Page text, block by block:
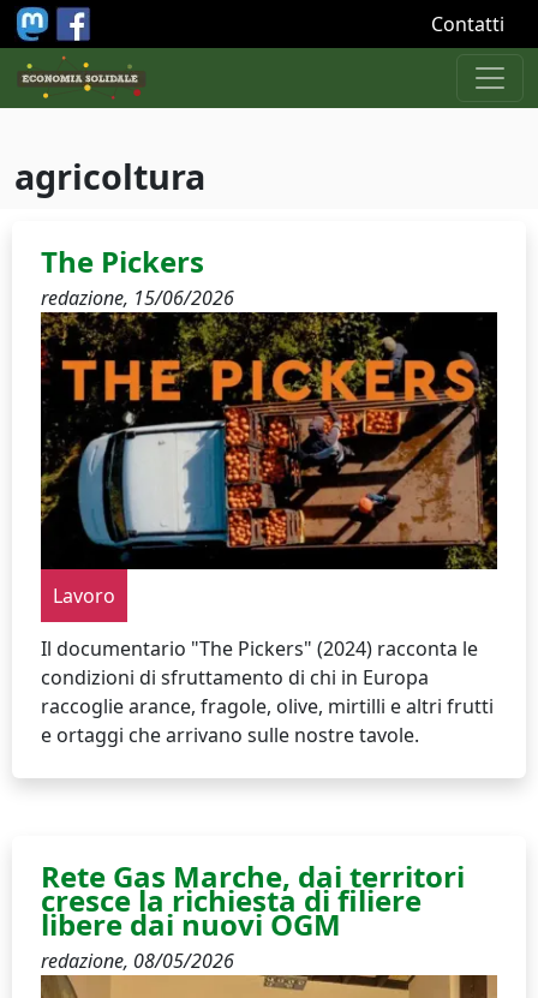
Salta al contenuto principale Contatti
agricoltura
The Pickers
redazione, 15/06/2026
Lavoro
Il documentario "The Pickers" (2024) racconta le
condizioni di sfruttamento di chi in Europa
raccoglie arance, fragole, olive, mirtilli e altri frutti
e ortaggi che arrivano sulle nostre tavole.
Rete Gas Marche, dai territori
cresce la richiesta di filiere
libere dai nuovi OGM
redazione, 08/05/2026